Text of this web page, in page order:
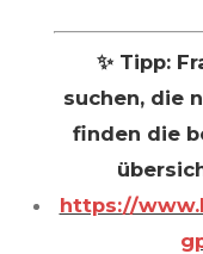
✨ Tipp:
suchen, die
finden die
https://